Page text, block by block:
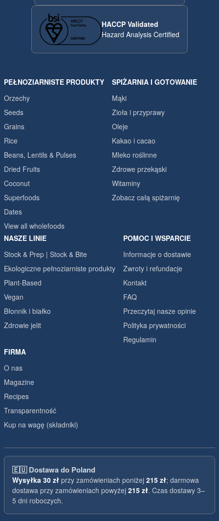
HACCP Validated
Hazard Analysis Certified
PEŁNOZIARNISTE PRODUKTY
Orzechy
Seeds
Grains
Rice
Beans, Lentils & Pulses
Dried Fruits
Coconut
Superfoods
Dates
View all wholefoods
SPIŻARNIA I GOTOWANIE
Mąki
Zioła i przyprawy
Oleje
Kakao i cacao
Mleko roślinne
Zdrowe przekąski
Witaminy
Zobacz całą spiżarnię
NASZE LINIE
Stock & Prep | Stock & Bite
Ekologiczne pełnoziarniste produkty
Plant-Based
Vegan
Błonnik i białko
Zdrowie jelit
POMOC I WSPARCIE
Informacje o dostawie
Zwroty i refundacje
Kontakt
FAQ
Przeczytaj nasze opinie
Polityka prywatności
Regulamin
FIRMA
O nas
Magazine
Recipes
Transparentność
Kup na wagę (składniki)
🇪🇺Dostawa do Poland
Wysyłka 30 zł przy zamówieniach poniżej 215 zł; darmowa
dostawa przy zamówieniach powyżej 215 zł. Czas dostawy 3–
5 dni roboczych.